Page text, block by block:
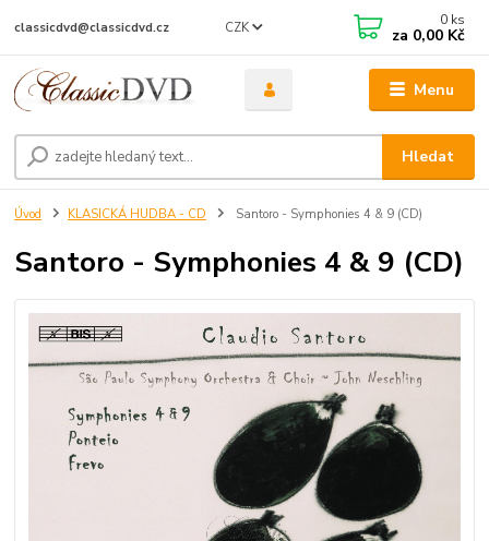
Menu
CZK
Hledat
classicdvd@classicdvd.cz 0 ks
za 0,00 Kč
Úvod KLASICKÁ HUDBA - CD Santoro - Symphonies 4 & 9 (CD)
Santoro - Symphonies 4 & 9 (CD)